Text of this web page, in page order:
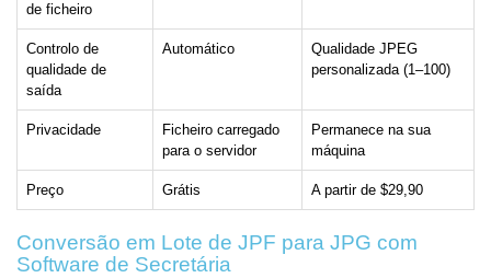
de ficheiro
Controlo de
qualidade de
saída
Automático
Qualidade JPEG
personalizada (1–100)
Privacidade
Ficheiro carregado
para o servidor
Permanece na sua
máquina
Preço Grátis A partir de $29,90
Conversão em Lote de JPF para JPG com
Software de Secretária